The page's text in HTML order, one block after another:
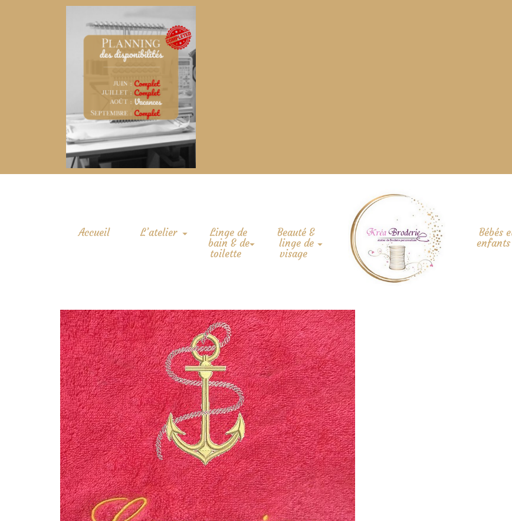
Accueil L’atelier
Linge de
bain & de
toilette
Beauté &
linge de
visage
Bébés
enfants